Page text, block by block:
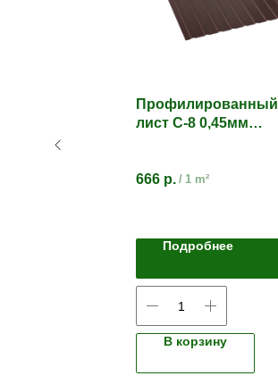
Профилированный
лист С-8 0,45мм
666 р. / 1 m²
Подробнее
В корзину